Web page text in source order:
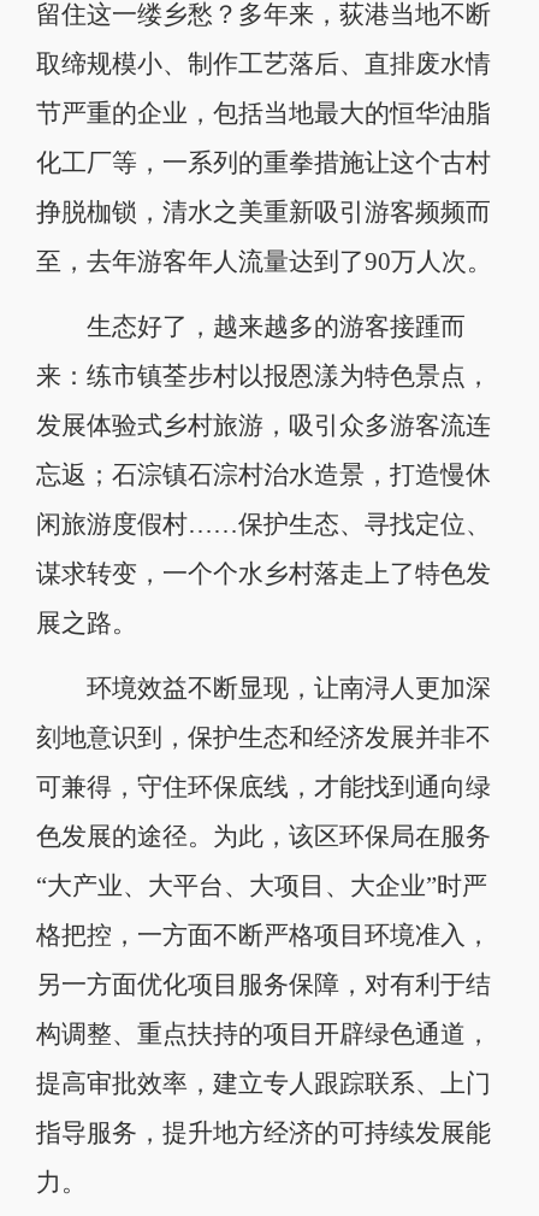
留住这一缕乡愁？多年来，荻港当地不断
取缔规模小、制作工艺落后、直排废水情
节严重的企业，包括当地最大的恒华油脂
化工厂等，一系列的重拳措施让这个古村
挣脱枷锁，清水之美重新吸引游客频频而
至，去年游客年人流量达到了90万人次。
生态好了，越来越多的游客接踵而
来：练市镇荃步村以报恩漾为特色景点，
发展体验式乡村旅游，吸引众多游客流连
忘返；石淙镇石淙村治水造景，打造慢休
闲旅游度假村……保护生态、寻找定位、
谋求转变，一个个水乡村落走上了特色发
展之路。
环境效益不断显现，让南浔人更加深
刻地意识到，保护生态和经济发展并非不
可兼得，守住环保底线，才能找到通向绿
色发展的途径。为此，该区环保局在服务
“大产业、大平台、大项目、大企业”时严
格把控，一方面不断严格项目环境准入，
另一方面优化项目服务保障，对有利于结
构调整、重点扶持的项目开辟绿色通道，
提高审批效率，建立专人跟踪联系、上门
指导服务，提升地方经济的可持续发展能
力。